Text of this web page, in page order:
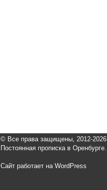
© Все права защищены, 2012-2026
Постоянная прописка в Оренбурге.
Сайт работает на WordPress